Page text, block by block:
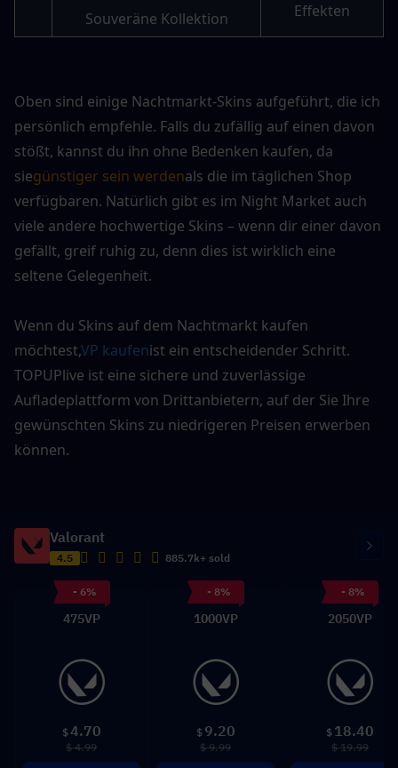
Souveräne Kollektion
Effekten
Oben sind einige Nachtmarkt-Skins aufgeführt, die ich
persönlich empfehle. Falls du zufällig auf einen davon
stößt, kannst du ihn ohne Bedenken kaufen, da
siegünstiger sein werdenals die im täglichen Shop
verfügbaren. Natürlich gibt es im Night Market auch
viele andere hochwertige Skins – wenn dir einer davon
gefällt, greif ruhig zu, denn dies ist wirklich eine
seltene Gelegenheit.
Wenn du Skins auf dem Nachtmarkt kaufen
möchtest,VP kaufenist ein entscheidender Schritt.
TOPUPlive ist eine sichere und zuverlässige
Aufladeplattform von Drittanbietern, auf der Sie Ihre
gewünschten Skins zu niedrigeren Preisen erwerben
können.
Valorant
4.5 885.7k+ sold
- 6%
475VP
$4.70
$ 4.99
- 8%
1000VP
$ 9.20
$ 9.99
- 8%
2050VP
$ 18.40
$ 19.99